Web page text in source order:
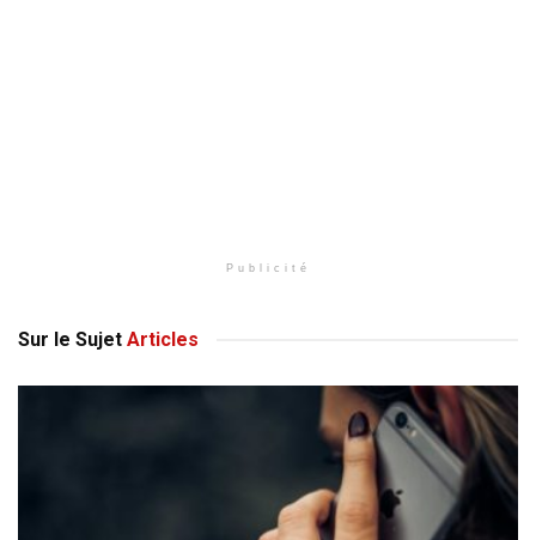
Publicité
Sur le Sujet Articles